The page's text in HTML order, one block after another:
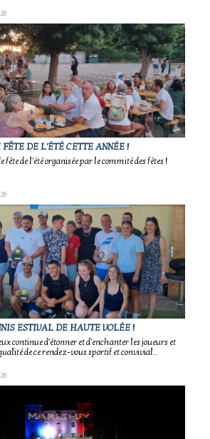
DE L'ÉTÉ CETTE ANNÉE !
de l'été organisée par le commité des fêtes !
ESTIVAL DE HAUTE VOLÉE !
continue d'étonner et d'enchanter les joueurs et
de ce rendez-vous sportif et convivial..